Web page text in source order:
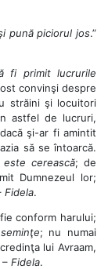
pună piciorul jos.”
fi primit lucrurile
convinşi despre
străini şi locuitori
astfel de lucruri,
şi-ar fi amintit
să se întoarcă.
cerească; de
Dumnezeul lor;
Fidela.
conform harului;
; nu numai
lui Avraam,
Fidela.